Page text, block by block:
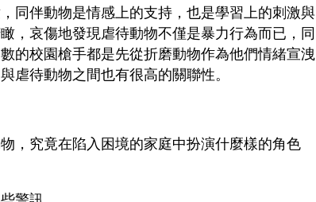
同伴動物是情感上的支持，也是學習上的刺激與
，哀傷地發現虐待動物不僅是暴力行為而已，同
的校園槍手都是先從折磨動物作為他們情緒宣洩
虐待動物之間也有很高的關聯性。
，究竟在陷入困境的家庭中扮演什麼樣的角色